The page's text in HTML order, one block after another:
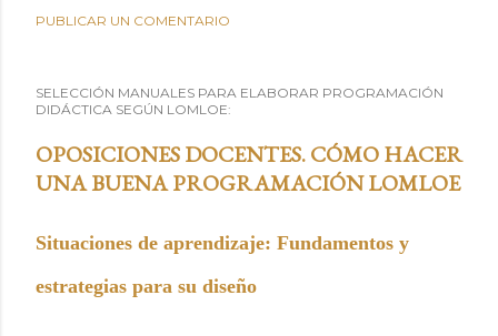
PUBLICAR UN COMENTARIO
SELECCIÓN MANUALES PARA ELABORAR PROGRAMACIÓN
DIDÁCTICA SEGÚN LOMLOE:
OPOSICIONES DOCENTES. CÓMO HACER
UNA BUENA PROGRAMACIÓN LOMLOE
Situaciones de aprendizaje: Fundamentos y
estrategias para su diseño